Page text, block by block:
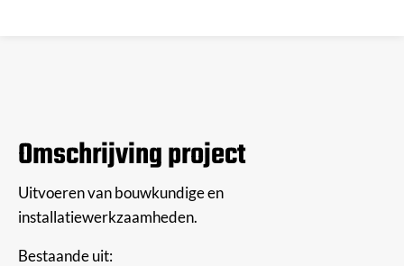
Omschrijving project
Uitvoeren van bouwkundige en
installatiewerkzaamheden.
Bestaande uit: